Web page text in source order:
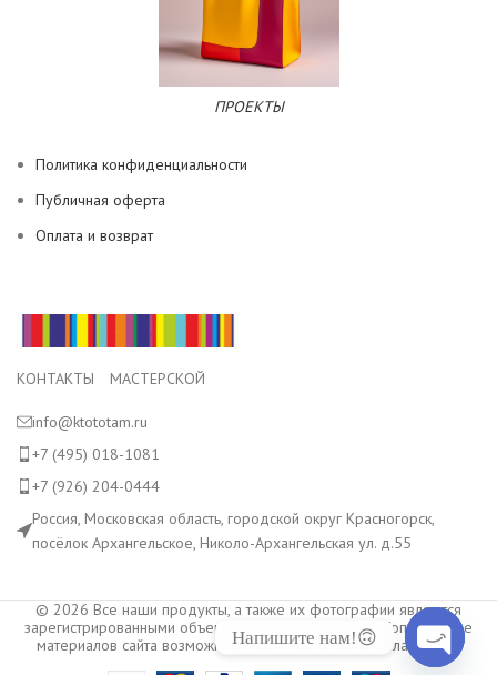
ПРОЕКТЫ
Политика конфиденциальности
Публичная оферта
Оплата и возврат
КОНТАКТЫ МАСТЕРСКОЙ
info@ktototam.ru
+7 (495) 018-1081
+7 (926) 204-0444
Россия, Московская область, городской округ Красногорск,
посёлок Архангельское, Николо-Архангельская ул. д.55
© 2026 Все наши продукты, а также их фотографии являются
зарегистрированными объектами авторского права. Копирование
материалов сайта возможно только с разрешения владельца.
Напишите нам!🙃